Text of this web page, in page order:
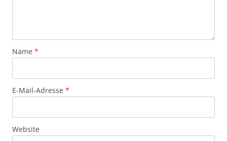
Name *
E-Mail-Adresse *
Website